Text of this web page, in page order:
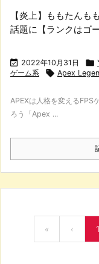
【炎上】ももたん
話題に【ランクはゴー
 2022年10月31日 
ゲーム系
 Apex
APEXは人格を変えるFPS
ろう「Apex ...
« ‹ 1